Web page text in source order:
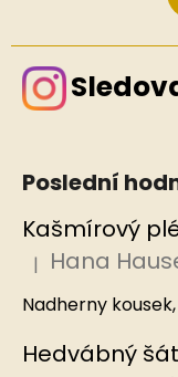
Poslední
Hodnocení
| Hana
Nadherny